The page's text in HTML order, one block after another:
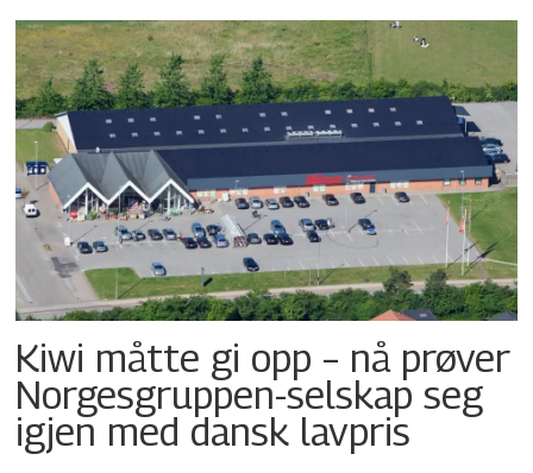
Kiwi måtte gi opp – nå prøver
Norgesgruppen-selskap seg
igjen med dansk lavpris